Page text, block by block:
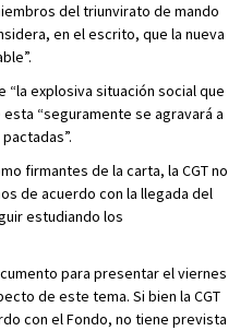
del triunvirato de mando
en el escrito, que la nueva
explosiva situación social que
“seguramente se agravará a
firmantes de la carta, la CGT no
de acuerdo con la llegada del
estudiando los
para presentar el viernes
de este tema. Si bien la CGT
con el Fondo, no tiene prevista